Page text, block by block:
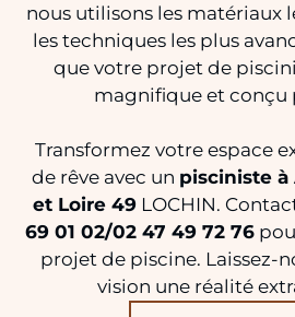
nous utilisons les matériaux
les techniques les plus
que votre projet de
magnifique et conçu
Transformez votre espace
de rêve avec un pisciniste à
et Loire 49LOCHIN.
69 01 02/02 47 49 72 76
projet de piscine. Laissez-
vision une réalité